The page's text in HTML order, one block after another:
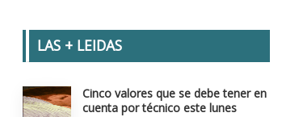
LAS + LEIDAS
Cinco valores que se debe tener en
cuenta por técnico este lunes